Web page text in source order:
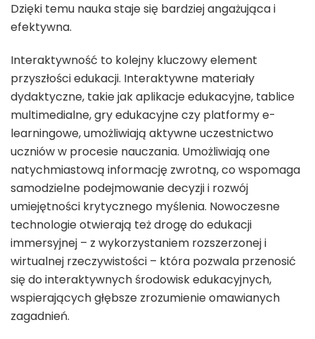
Dzięki temu nauka staje się bardziej angażująca i
efektywna.
Interaktywność to kolejny kluczowy element
przyszłości edukacji. Interaktywne materiały
dydaktyczne, takie jak aplikacje edukacyjne, tablice
multimedialne, gry edukacyjne czy platformy e-
learningowe, umożliwiają aktywne uczestnictwo
uczniów w procesie nauczania. Umożliwiają one
natychmiastową informację zwrotną, co wspomaga
samodzielne podejmowanie decyzji i rozwój
umiejętności krytycznego myślenia. Nowoczesne
technologie otwierają też drogę do edukacji
immersyjnej – z wykorzystaniem rozszerzonej i
wirtualnej rzeczywistości – która pozwala przenosić
się do interaktywnych środowisk edukacyjnych,
wspierających głębsze zrozumienie omawianych
zagadnień.